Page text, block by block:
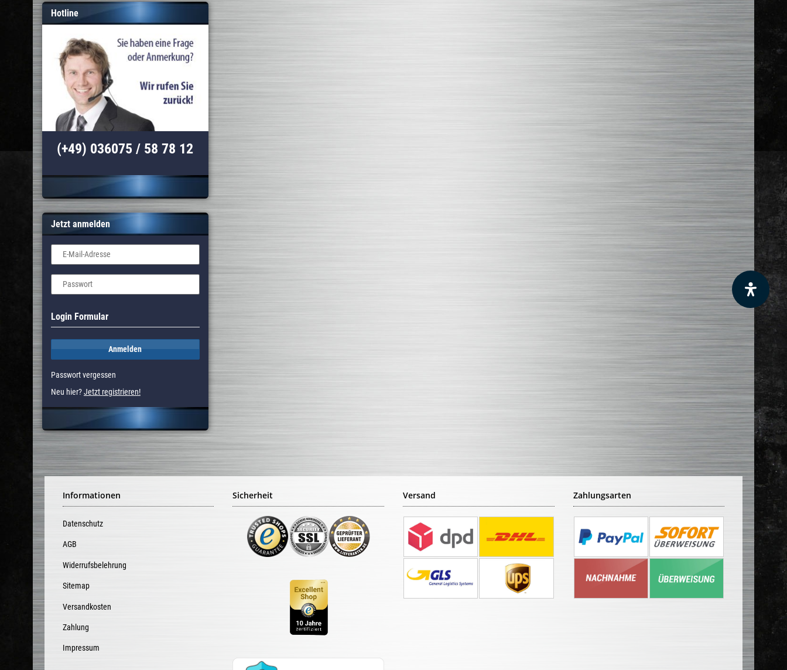
Hotline
(+49) 036075 / 58 78 12
Jetzt anmelden
E-Mail-Adresse
Passwort
Login Formular
Anmelden
Passwort vergessen
Neu hier?Jetzt registrieren!
Informationen
Datenschutz
AGB
Widerrufsbelehrung
Sitemap
Versandkosten
Zahlung
Impressum
Sicherheit Versand Zahlungsarten